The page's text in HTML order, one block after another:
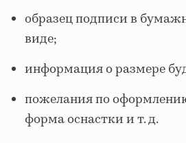
образец подписи в
виде;
информация о размере
пожелания по
форма оснастки и т. д.